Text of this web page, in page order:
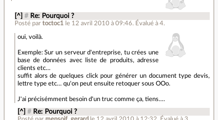
[^] # Re: Pourquoi ?
Posté par toctoc1 le 12 avril 2010 à 09:46. Évalué à 4.
oui, voilà.
Exemple: Sur un serveur d'entreprise, tu crées une
base de données avec liste de produits, adresse
clients etc…
suffit alors de quelques click pour générer un document type devis,
lettre type etc… qu'on peut ensuite retoquer sous OOo.
J'ai précisémment besoin d'un truc comme ça, tiens….
[^] # Re: Pourquoi ?